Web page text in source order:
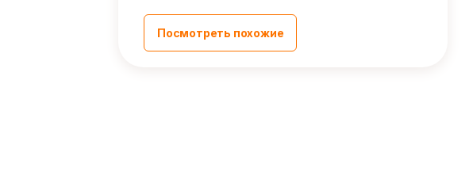
Посмотреть похожие